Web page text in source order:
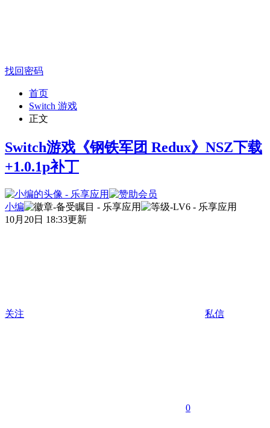
找回密码
首页
Switch 游戏
正文
Switch游戏《钢铁军团 Redux》NSZ下载
+1.0.1p补丁
小编
10月20日 18:33更新
关注 私信
0